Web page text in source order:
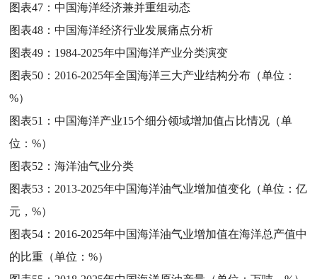
图表47：中国海洋经济兼并重组动态
图表48：中国海洋经济行业发展痛点分析
图表49： 1984-2025年中国海洋产业分类演变
图表50： 2016-2025年全国海洋三大产业结构分布（单位：
%）
图表51：中国海洋产业15个细分领域增加值占比情况（单
位：%）
图表52：海洋油气业分类
图表53： 2013-2025年中国海洋油气业增加值变化（单位：亿
元，%）
图表54： 2016-2025年中国海洋油气业增加值在海洋总产值中
的比重（单位：%）